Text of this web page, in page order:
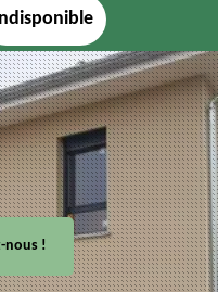
nous !